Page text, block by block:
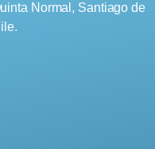
Normal, Santiago de